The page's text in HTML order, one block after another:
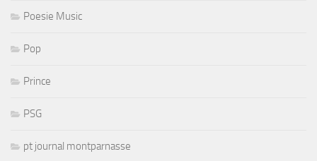
Poesie Music
Pop
Prince
PSG
pt journal montparnasse